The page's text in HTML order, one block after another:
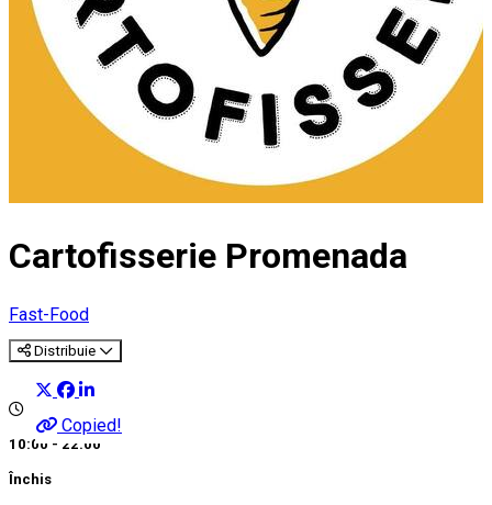
Cartofisserie Promenada
Fast-Food
Distribuie
Copied!
10:00 - 22:00
Închis